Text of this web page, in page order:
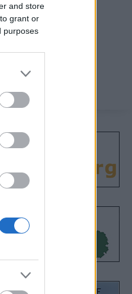
and store
grant or
purposes